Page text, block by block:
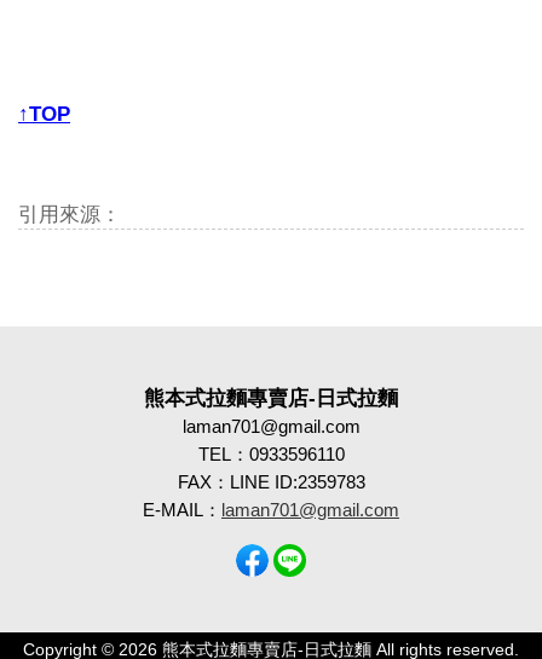
↑TOP
引用來源：
熊本式拉麵專賣店-日式拉麵
laman701@gmail.com
TEL：0933596110
FAX：LINE ID:2359783
E-MAIL： laman701@gmail.com
Copyright © 2026 熊本式拉麵專賣店-日式拉麵 All rights reserved.